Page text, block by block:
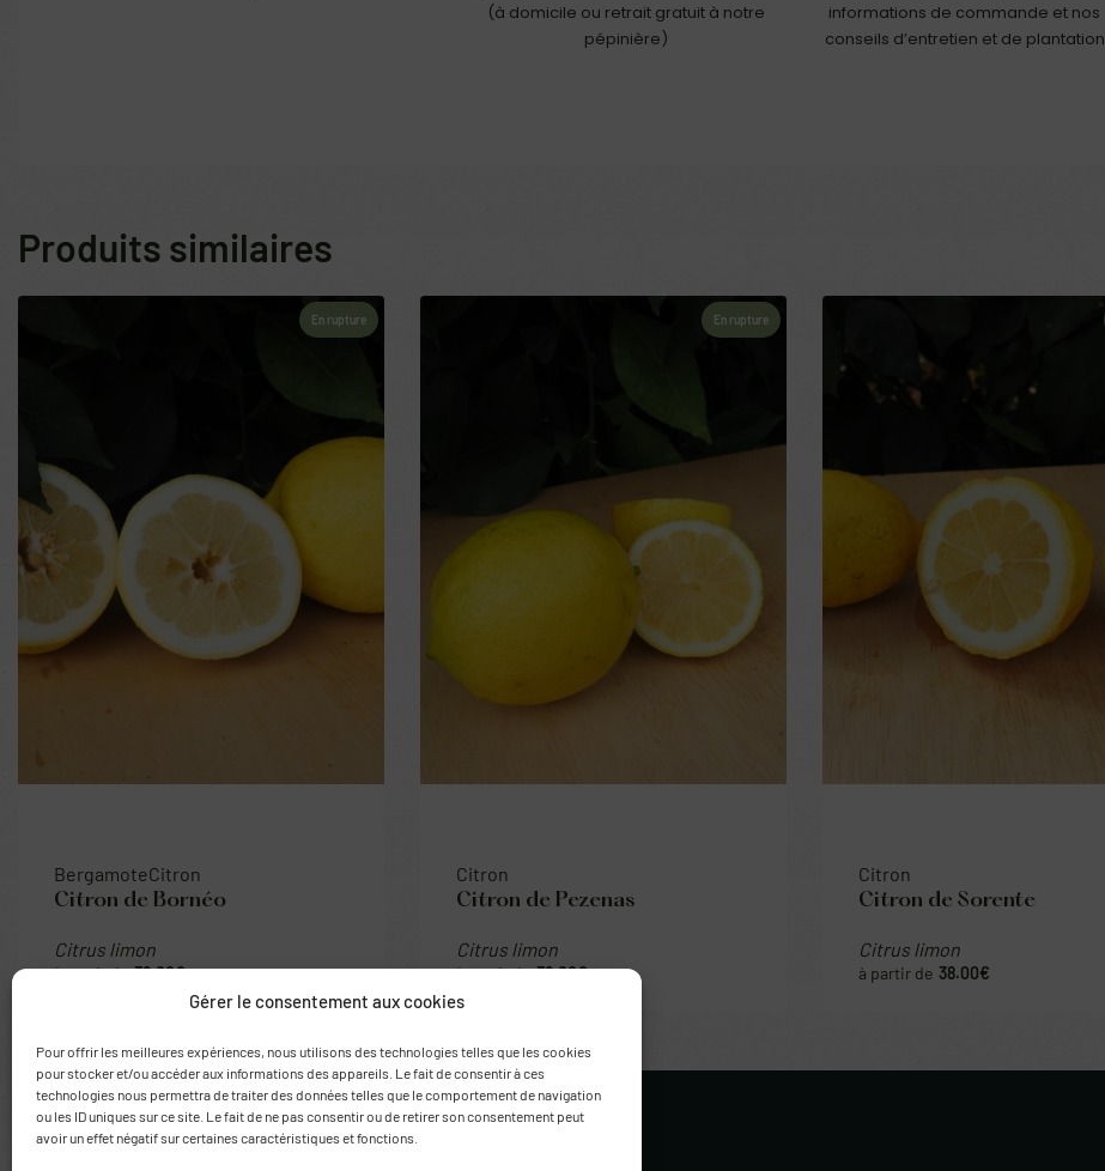
Gérer le consentement aux cookies
Pour offrir les meilleures expériences, nous utilisons des technologies telles que les cookies
pour stocker et/ou accéder aux informations des appareils. Le fait de consentir à ces
technologies nous permettra de traiter des données telles que le comportement de navigation
ou les ID uniques sur ce site. Le fait de ne pas consentir ou de retirer son consentement peut
avoir un effet négatif sur certaines caractéristiques et fonctions.
(à domicile ou retrait gratuit à notre
pépinière)
informations de commande et nos
conseils d’entretien et de plantation
Produits similaires
En rupture
BergamoteCitron
Citron de Bornéo
Citrus limon
38.00€
En rupture
Citron
Citron de Pezenas
Citrus limon
38.00€
Citron
Citron de Sorente
Citrus limon
38.00€